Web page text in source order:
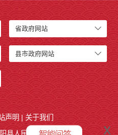
省政府网站
县市政府网站
x
声明 | 关于我们
县人民政府